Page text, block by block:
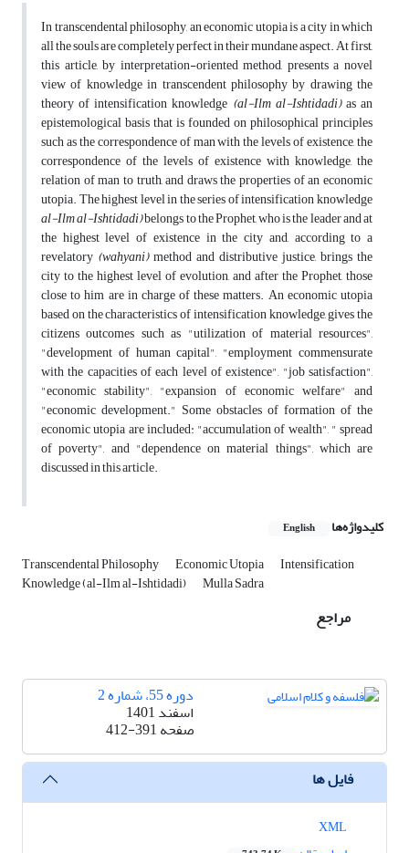
In transcendental philosophy, an economic utopia is a city in which
all the souls are completely perfect in their mundane aspect. At first,
this article, by interpretation-oriented method, presents a novel
view of knowledge in transcendent philosophy by drawing the
theory of intensification knowledge (al-Ilm al-Ishtidadi)as an
epistemological basis that is founded on philosophical principles
such as the correspondence of man with the levels of existence, the
correspondence of the levels of existence with knowledge, the
relation of man to truth, and draws the properties of an economic
utopia. The highest level in the series of intensification knowledge
al-Ilm al-Ishtidadi)belongs to the Prophet, who is the leader and at
the highest level of existence in the city and, according to a
revelatory (wahyani)method and distributive justice, brings the
city to the highest level of evolution, and after the Prophet, those
close to him are in charge of these matters. An economic utopia
based on the characteristics of intensification knowledge, gives the
citizens outcomes such as "utilization of material resources",
"development of human capital", "employment commensurate
with the capacities of each level of existence", "job satisfaction",
"economic stability", "expansion of economic welfare" and
"economic development." Some obstacles of formation of the
economic utopia are included: "accumulation of wealth", " spread
of poverty", and "dependence on material things", which are
discussed in this article.
کلیدواژه‌ها English
Transcendental Philosophy Economic Utopia Intensification
Knowledge (al-Ilm al-Ishtidadi) Mulla Sadra
مراجع
دوره 55، شماره 2
اسفند 1401
صفحه412-391
فایل ها